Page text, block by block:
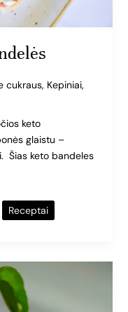
cukraus, Kepiniai,
keto
glaistu –
Šias keto bandeles
Receptai